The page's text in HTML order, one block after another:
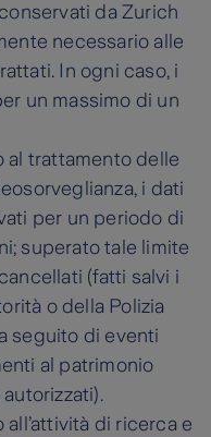
da Zurich
necessario alle
In ogni caso, i
un massimo di un
al trattamento delle
i dati
per un periodo di
superato tale limite
(fatti salvi i
o della Polizia
seguito di eventi
al patrimonio
di ricerca e